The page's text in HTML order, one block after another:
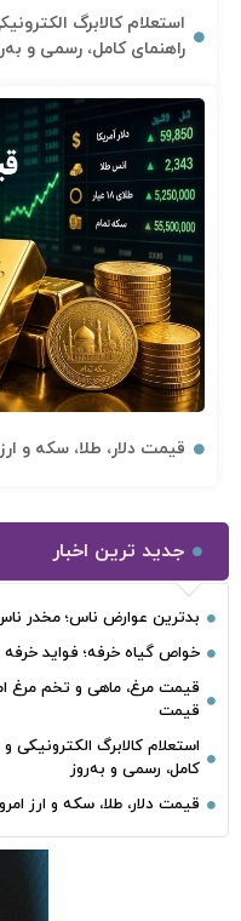
راهنمای کامل، رسمی و به‌روز
قیمت دلار، طلا، سکه و ارز امروز 15 مرداد 1405 +
جدید ترین اخبار
بدترین عوارض ناس؛ مخدر ناس
خواص گیاه خرفه؛ فواید خرفه
قیمت
کامل، رسمی و به‌روز
قیمت دلار، طلا، سکه و ارز امروز 15 مرداد 1405 + جدول کامل